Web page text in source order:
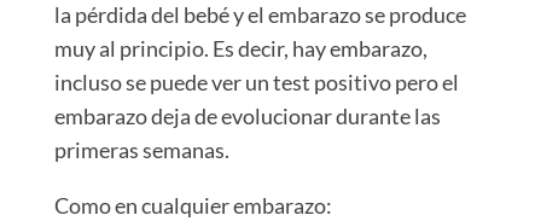
la pérdida del bebé y el embarazo se produce
muy al principio. Es decir, hay embarazo,
incluso se puede ver un test positivo pero el
embarazo deja de evolucionar durante las
primeras semanas.
Como en cualquier embarazo: